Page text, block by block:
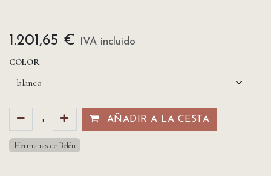
1.201,65 €
IVA incluido
COLOR
AÑADIR A LA CESTA​​
Hermanas de Belén